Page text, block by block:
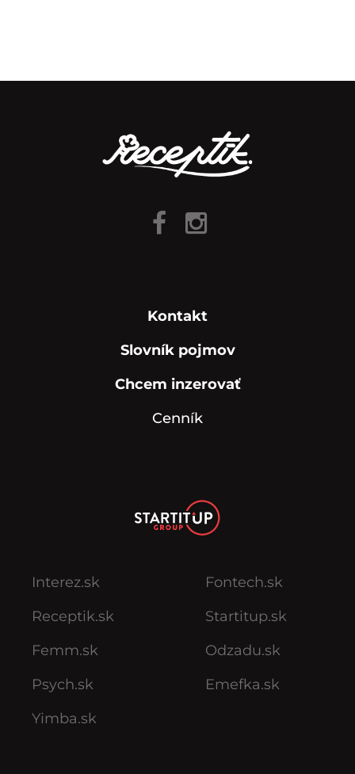
Kontakt
Slovník pojmov
Chcem inzerovať
Cenník
Interez.sk
Receptik.sk
Femm.sk
Psych.sk
Yimba.sk
Fontech.sk
Startitup.sk
Odzadu.sk
Emefka.sk